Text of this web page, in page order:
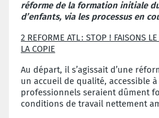
réforme de la formation initiale
d’enfants, via les processus en
2 REFORME ATL: STOP ! FAISONS
LA COPIE
Au départ, il s’agissait d’une
un accueil de qualité, accessible
professionnels seraient dûment
conditions de travail nettement